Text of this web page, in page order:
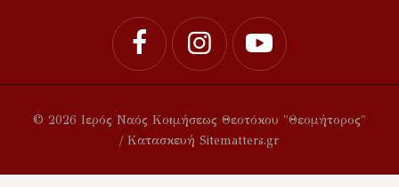
© 2026 Ιερός Ναός Κοιμήσεως Θεοτόκου "Θεομήτορος"
/ Κατασκευή Sitematters.gr